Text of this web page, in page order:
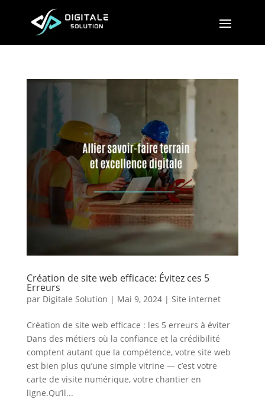
Création de site web efficace: Évitez ces 5
Erreurs
par Digitale Solution | Mai 9, 2024| Site internet
Création de site web efficace : les 5 erreurs à éviter
Dans des métiers où la confiance et la crédibilité
comptent autant que la compétence, votre site web
est bien plus qu’une simple vitrine — c’est votre
carte de visite numérique, votre chantier en
ligne.Qu’il...